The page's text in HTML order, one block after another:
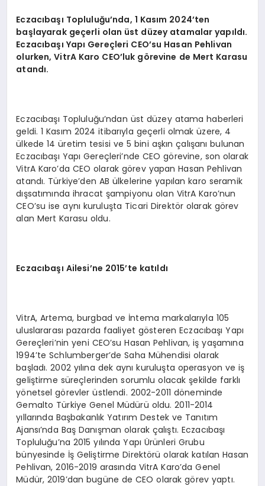
Eczacıbaşı Topluluğu’nda, 1 Kasım 2024’ten
başlayarak geçerli olan üst düzey atamalar yapıldı.
Eczacıbaşı Yapı Gereçleri CEO’su Hasan Pehlivan
olurken, VitrA Karo CEO’luk görevine de Mert Karasu
atandı.
Eczacıbaşı Topluluğu’ndan üst düzey atama haberleri
geldi. 1 Kasım 2024 itibarıyla geçerli olmak üzere, 4
ülkede 14 üretim tesisi ve 5 bini aşkın çalışanı bulunan
Eczacıbaşı Yapı Gereçleri’nde CEO görevine, son olarak
VitrA Karo’da CEO olarak görev yapan Hasan Pehlivan
atandı. Türkiye’den AB ülkelerine yapılan karo seramik
dışsatımında ihracat şampiyonu olan VitrA Karo’nun
CEO’su ise aynı kuruluşta Ticari Direktör olarak görev
alan Mert Karasu oldu.
Eczacıbaşı Ailesi’ne 2015’te katıldı
VitrA, Artema, burgbad ve İntema markalarıyla 105
uluslararası pazarda faaliyet gösteren Eczacıbaşı Yapı
Gereçleri’nin yeni CEO’su Hasan Pehlivan, iş yaşamına
1994’te Schlumberger’de Saha Mühendisi olarak
başladı. 2002 yılına dek aynı kuruluşta operasyon ve iş
geliştirme süreçlerinden sorumlu olacak şekilde farklı
yönetsel görevler üstlendi. 2002-2011 döneminde
Gemalto Türkiye Genel Müdürü oldu. 2011-2014
yıllarında Başbakanlık Yatırım Destek ve Tanıtım
Ajansı’nda Baş Danışman olarak çalıştı. Eczacıbaşı
Topluluğu’na 2015 yılında Yapı Ürünleri Grubu
bünyesinde İş Geliştirme Direktörü olarak katılan Hasan
Pehlivan, 2016-2019 arasında VitrA Karo’da Genel
Müdür, 2019’dan bugüne de CEO olarak görev yaptı.